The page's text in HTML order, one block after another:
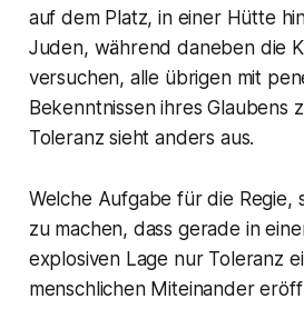
auf dem Platz, in einer Hütte
Juden, während daneben die
versuchen, alle übrigen mit
Bekenntnissen ihres Glaubens
Toleranz sieht anders aus.
Welche Aufgabe für die Regie,
zu machen, dass gerade in
explosiven Lage nur Toleranz
menschlichen Miteinander